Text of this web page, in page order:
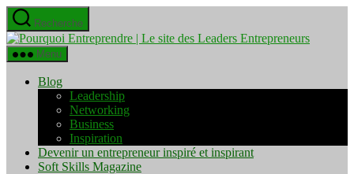
Aller
au
contenu
Recherche
Pourquoi
Menu
Blog
Leadership
Networking
Business
Inspiration
Devenir un entrepreneur inspiré et inspirant
Soft Skills Magazine